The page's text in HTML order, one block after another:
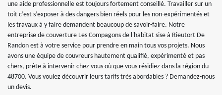
une aide professionnelle est toujours fortement conseillé. Travailler sur un
toit c’est s’exposer à des dangers bien réels pour les non-expérimentés et
les travaux à y faire demandent beaucoup de savoir-faire. Notre
entreprise de couverture Les Compagons de l'habitat sise à Rieutort De
Randon est à votre service pour prendre en main tous vos projets. Nous
avons une équipe de couvreurs hautement qualifié, expérimenté et pas
chers, prête à intervenir chez vous où que vous résidiez dans la région du
48700. Vous voulez découvrir leurs tarifs très abordables ? Demandez-nous
un devis.